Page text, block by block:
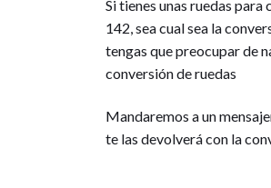
Si tienes unas ruedas
142, sea cual sea la
tengas que preocupar de
conversión de ruedas
Mandaremos a un
te las devolverá con la